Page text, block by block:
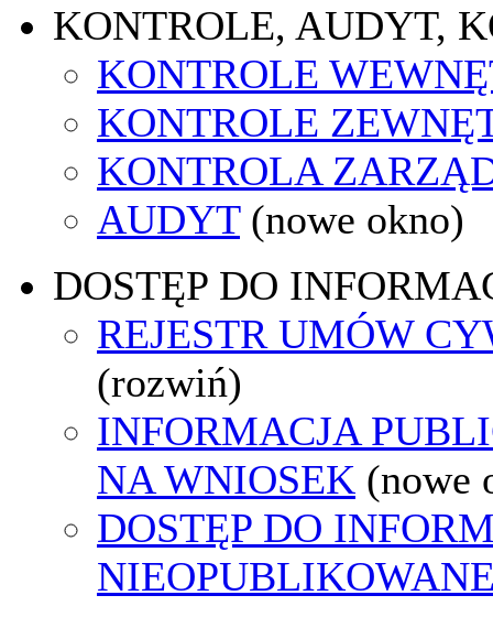
KONTROLE, AUDYT,
KONTROLE
KONTROLE
KONTROLA
AUDYT (nowe okno)
DOSTĘP DO
REJESTR UMÓW
(rozwiń)
INFORMACJA
NA WNIOSEK (nowe
DOSTĘP DO